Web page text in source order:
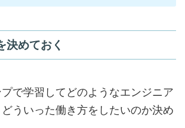
決めておく
で学習してどのようなエンジニア
ういった働き方をしたいのか決め